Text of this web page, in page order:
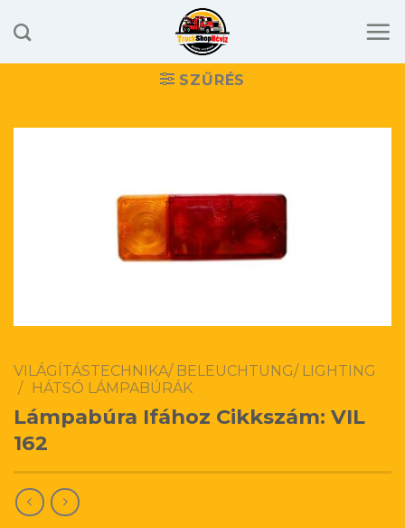
to
SZŰRÉS
VILÁGÍTÁSTECHNIKA/ BELEUCHTUNG/ LIGHTING
/
HÁTSÓ LÁMPABÚRÁK
Lámpabúra Ifához Cikkszám: VIL
162